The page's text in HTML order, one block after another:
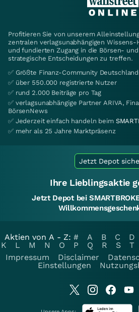
Profitieren Sie von unserem
zentralen verlagsunabhängigen
und fundierten Zugang in die Börsen-
strategische Entscheidungen zu treffen.
✅ Größte Finanz-Community
✅ über 550.000 registrierte Nutzer
✅ rund 2.000 Beiträge pro Tag
✅ verlagsunabhängige Partner ARIVA,
BörsenNews
✅ Jederzeit einfach handeln beim
✅ mehr als 25 Jahre Marktpräsenz
Jetzt Depot
Ihre Lieblingsaktie
Jetzt Depot bei
Aktien von A - Z: # A B C D
K
L M N O P Q R S T
Impressum
Disclaimer
Einstellungen